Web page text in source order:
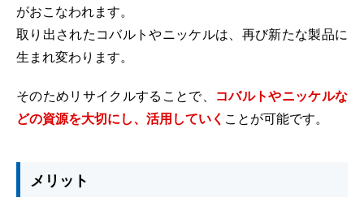
がおこなわれます。
取り出されたコバルトやニッケルは、再び新たな製品に
生まれ変わります。
そのためリサイクルすることで、 コバルトやニッケルな
どの資源を大切にし、活用していく ことが可能です。
メリット